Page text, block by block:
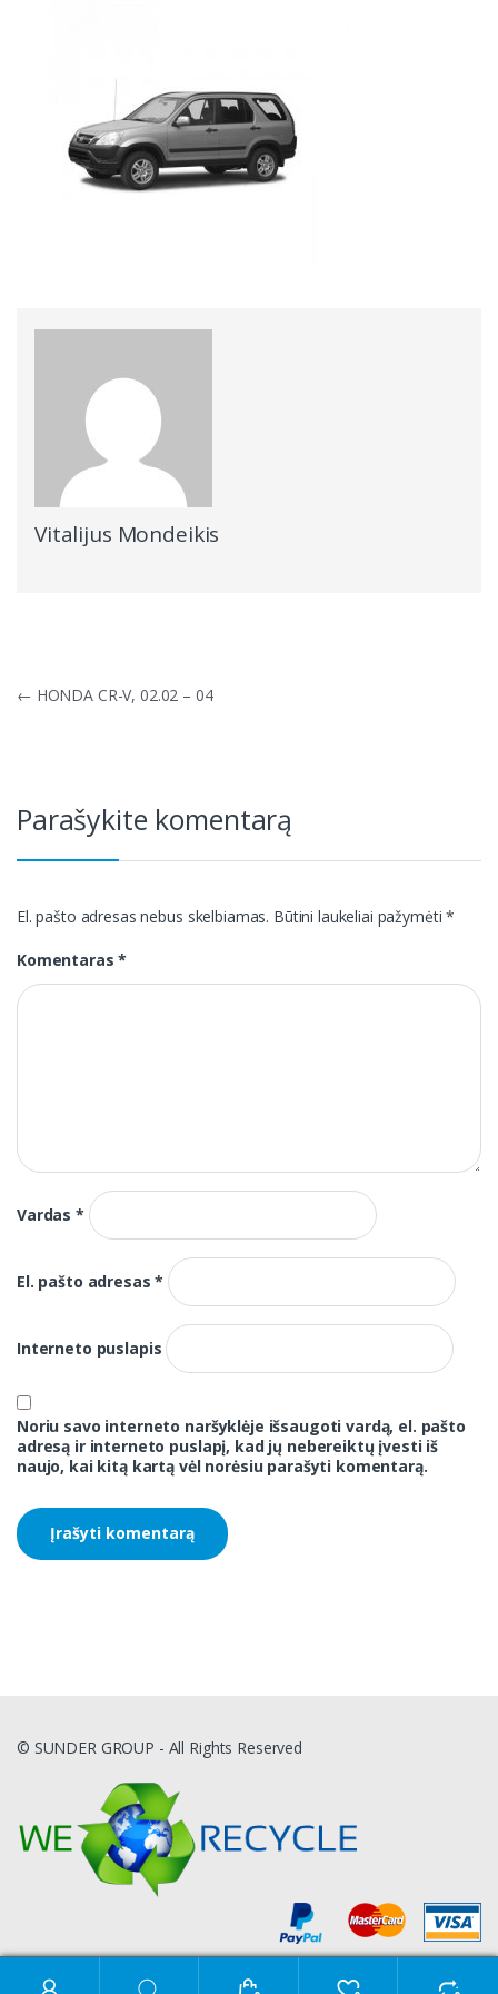
Vitalijus Mondeikis
Navigacija
← HONDA CR-V, 02.02 – 04
Parašykite komentarą
El. pašto adresas nebus skelbiamas. Būtini laukeliai pažymėti*
Komentaras*
Vardas*
El. pašto adresas*
Interneto puslapis
Noriu savo interneto naršyklėje išsaugoti vardą, el. pašto
adresą ir interneto puslapį, kad jų nebereiktų įvesti iš
naujo, kai kitą kartą vėl norėsiu parašyti komentarą.
© SUNDER GROUP - All Rights Reserved
Ieškoti: